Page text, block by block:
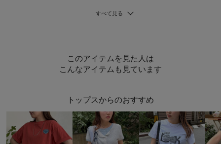
このアイテムを見た人は
こんなアイテムも見ています
トップスからのおすすめ